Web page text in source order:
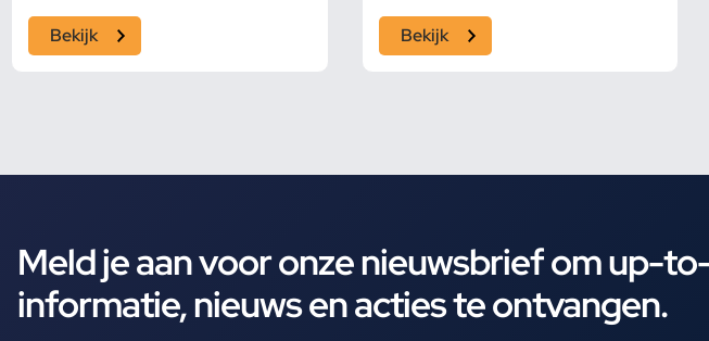
Bekijk Bekijk
Meld je aan voor onze nieuwsbrief om up-
informatie, nieuws en acties te ontvangen.